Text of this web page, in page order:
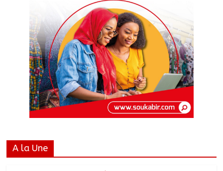
A la Une